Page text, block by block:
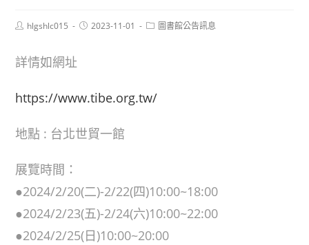
Posthlgshlc015
Post2023-11-01
Post圖書館公告訊息
詳情如網址
https://www.tibe.org.tw/
地點 : 台北世貿一館
展覽時間：
●2024/2/20(二)-2/22(四)10:00~18:00
●2024/2/23(五)-2/24(六)10:00~22:00
●2024/2/25(日)10:00~20:00